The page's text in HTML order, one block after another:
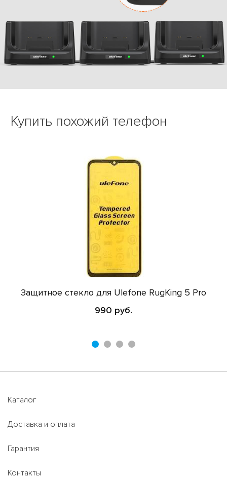
Купить похожий телефон
Защитное стекло для Ulefone RugKing 5 Pro
990 руб.
Каталог
Доставка и оплата
Гарантия
Контакты